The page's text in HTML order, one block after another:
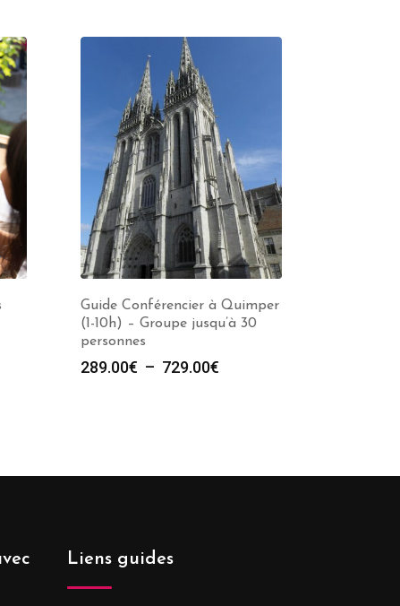
Guide Conférencier à Quimper
(1-10h) – Groupe jusqu’à 30
personnes
289.00€ – 729.00€
Liens guides